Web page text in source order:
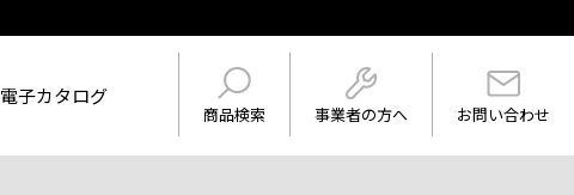
商品検索 事業者の方へ お問い合わせ
電子カタログ